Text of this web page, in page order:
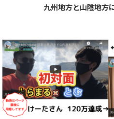
九州地方と山陰地方